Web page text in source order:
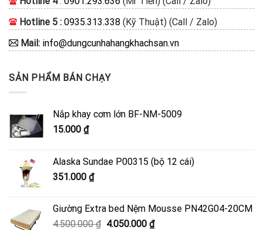
Hotline 5 : 0935.313.338 (Kỹ Thuật) (Call / Zalo)
Mail: info@dungcunhahangkhachsan.vn
SẢN PHẨM BÁN CHẠY
Nắp khay cơm lớn BF-NM-5009
15.000 ₫
Alaska Sundae P00315 (bộ 12 cái)
351.000 ₫
Giường Extra bed Nệm Mousse PN42G04-20CM
4.500.000₫ Giá
4.050.000 ₫Giá